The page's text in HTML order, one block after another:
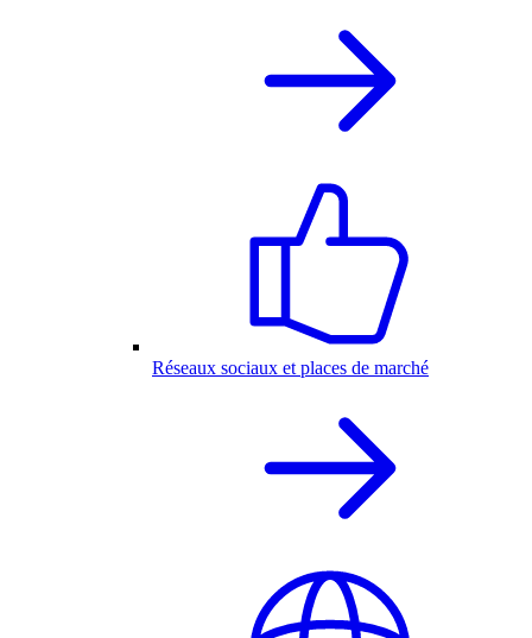
Réseaux sociaux et places de marché